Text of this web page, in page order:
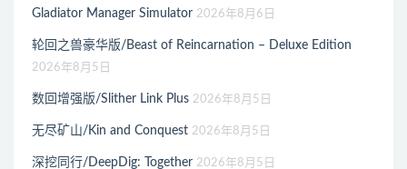
Gladiator Manager Simulator 2026年8月6日
轮回之兽豪华版/Beast of Reincarnation – Deluxe Edition
2026年8月5日
数回增强版/Slither Link Plus 2026年8月5日
无尽矿山/Kin and Conquest 2026年8月5日
深挖同行/DeepDig: Together 2026年8月5日